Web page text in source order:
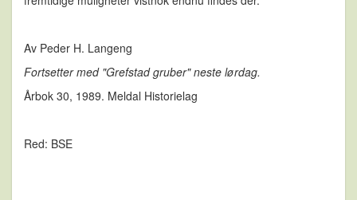
Av Peder H. Langeng
Fortsetter med "Grefstad gruber" neste lørdag.
Årbok 30, 1989. Meldal Historielag
Red: BSE